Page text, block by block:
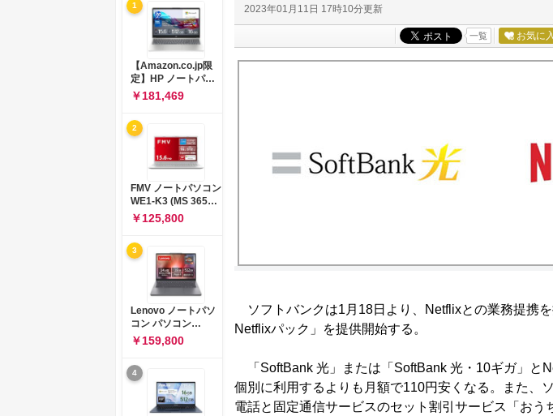
2023年01月11日 17時10分更新
一覧 お気に
ソフトバンクは1月18日より、Netflixとの業務提携
Netflixパック」を提供開始する。
「SoftBank 光」または「SoftBank 光・10ギガ」と
個別に利用するよりも月額で110円安くなる。また、
電話と固定通信サービスのセット割引サービス「おう
1
【Amazon.co.jp限
定】HP ノートパソ
コン 15-fd 15.6イン
チ インテル Core 5
120U メモリ16GB
SSD512GB
Windows 11
Microsoft Office
2024搭載 WPS
Office搭載 カメラシ
ャッター 指紋認証 薄
型 Copilotキー搭載
ナチュラルシルバー
￥181,469
2
FMV ノートパソコン
WE1-K3 (MS 365
Personal/Copilotキ
ー搭載/Win 11/15.6
型/Core
i5/16GB/SSD
512GB/ホワイト)
FMVWK3E15W_AZ
￥125,800
3
Lenovo ノートパソ
コン パソコン
IdeaPad Slim 3 14.0
インチ AMD
Ryzen™ 5 8640HS
メモリ16GB
SSD512GB
Microsoft 365 試用
￥159,800
4